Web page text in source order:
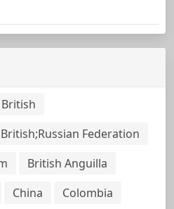
British
British;Russian Federation
British Anguilla
China
Colombia